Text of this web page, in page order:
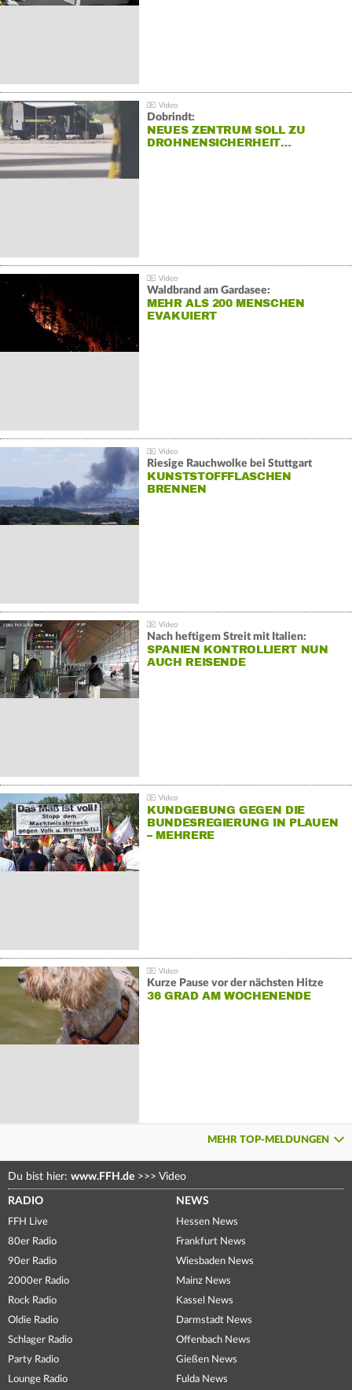
Dobrindt:
NEUES ZENTRUM SOLL ZU
DROHNENSICHERHEIT…
Waldbrand am Gardasee:
MEHR ALS 200 MENSCHEN
EVAKUIERT
Riesige Rauchwolke bei Stuttgart
KUNSTSTOFFFLASCHEN
BRENNEN
Nach heftigem Streit mit Italien:
SPANIEN KONTROLLIERT NUN
AUCH REISENDE
KUNDGEBUNG GEGEN DIE
BUNDESREGIERUNG IN PLAUEN
– MEHRERE
Kurze Pause vor der nächsten Hitze
36 GRAD AM WOCHENENDE
MEHR TOP-MELDUNGEN
Du bist hier: www.FFH.de >>> Video
RADIO
FFH Live
80er Radio
90er Radio
2000er Radio
Rock Radio
Oldie Radio
Schlager Radio
Party Radio
Lounge Radio
NEWS
Hessen News
Frankfurt News
Wiesbaden News
Mainz News
Kassel News
Darmstadt News
Offenbach News
Gießen News
Fulda News